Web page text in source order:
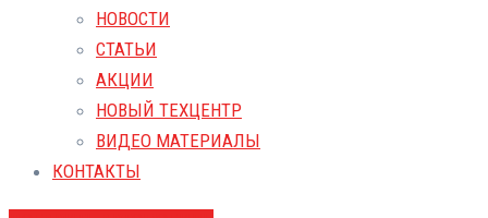
НОВОСТИ
СТАТЬИ
АКЦИИ
НОВЫЙ ТЕХЦЕНТР
ВИДЕО МАТЕРИАЛЫ
КОНТАКТЫ